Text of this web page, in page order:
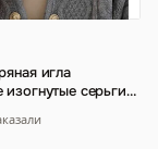
игла
серьги
…